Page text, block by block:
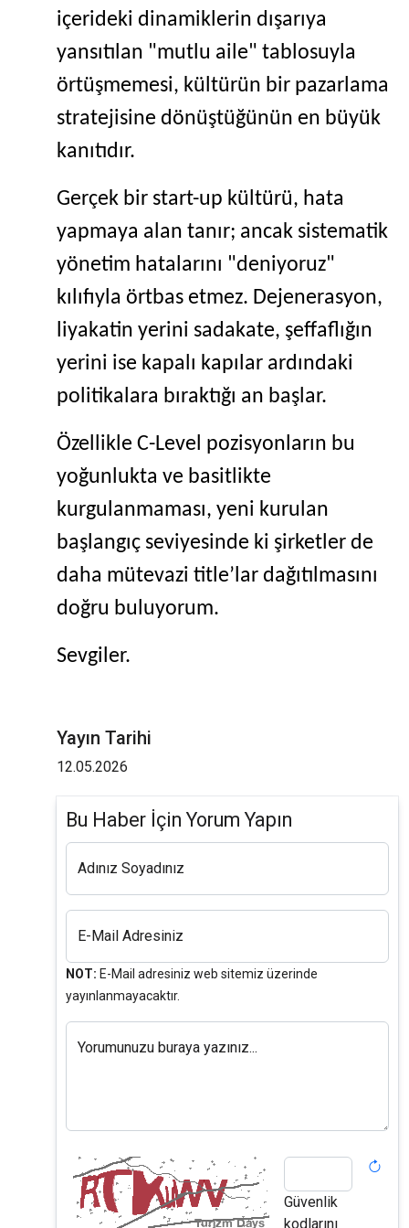
içerideki dinamiklerin dışarıya
yansıtılan "mutlu aile" tablosuyla
örtüşmemesi, kültürün bir pazarlama
stratejisine dönüştüğünün en büyük
kanıtıdır.
Gerçek bir start-up kültürü, hata
yapmaya alan tanır; ancak sistematik
yönetim hatalarını "deniyoruz"
kılıfıyla örtbas etmez. Dejenerasyon,
liyakatin yerini sadakate, şeffaflığın
yerini ise kapalı kapılar ardındaki
politikalara bıraktığı an başlar.
Özellikle C-Level pozisyonların bu
yoğunlukta ve basitlikte
kurgulanmaması, yeni kurulan
başlangıç seviyesinde ki şirketler de
daha mütevazi title’lar dağıtılmasını
doğru buluyorum.
Sevgiler.
Yayın Tarihi
12.05.2026
Bu Haber İçin Yorum Yapın
Adınız Soyadınız
E-Mail Adresiniz
NOT: E-Mail adresiniz web sitemiz üzerinde
yayınlanmayacaktır.
Yorumunuzu buraya yazınız...
Güvenlik
kodlarını